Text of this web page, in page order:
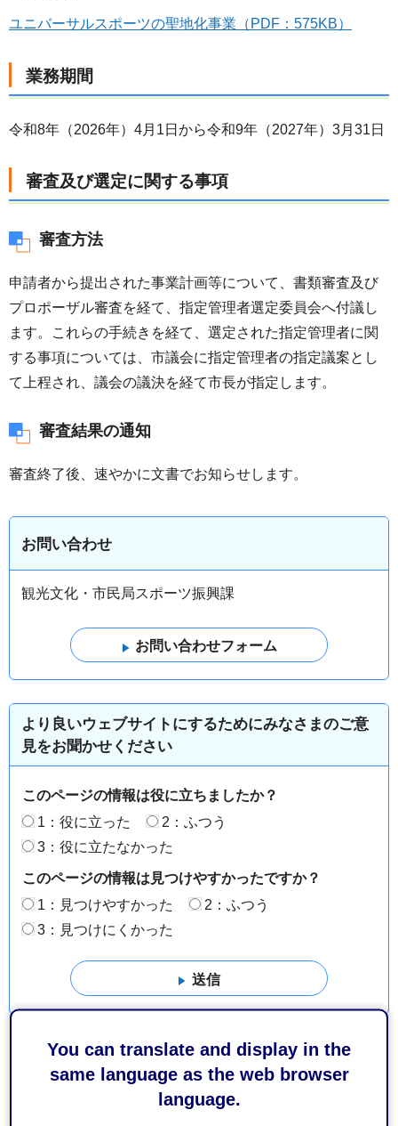
You can translate and display in the
same language as the web browser
language.
ユニバーサルスポーツの聖地化事業（PDF：575KB）
業務期間
令和8年（2026年）4月1日から令和9年（2027年）3月31日
審査及び選定に関する事項
審査方法
申請者から提出された事業計画等について、書類審査及び
プロポーザル審査を経て、指定管理者選定委員会へ付議し
ます。これらの手続きを経て、選定された指定管理者に関
する事項については、市議会に指定管理者の指定議案とし
て上程され、議会の議決を経て市長が指定します。
審査結果の通知
審査終了後、速やかに文書でお知らせします。
お問い合わせ
観光文化・市民局スポーツ振興課
より良いウェブサイトにするためにみなさまのご意
見をお聞かせください
このページの情報は役に立ちましたか？
1：役に立った
2：ふつう
3：役に立たなかった
このページの情報は見つけやすかったですか？
1：見つけやすかった
2：ふつう
3：見つけにくかった